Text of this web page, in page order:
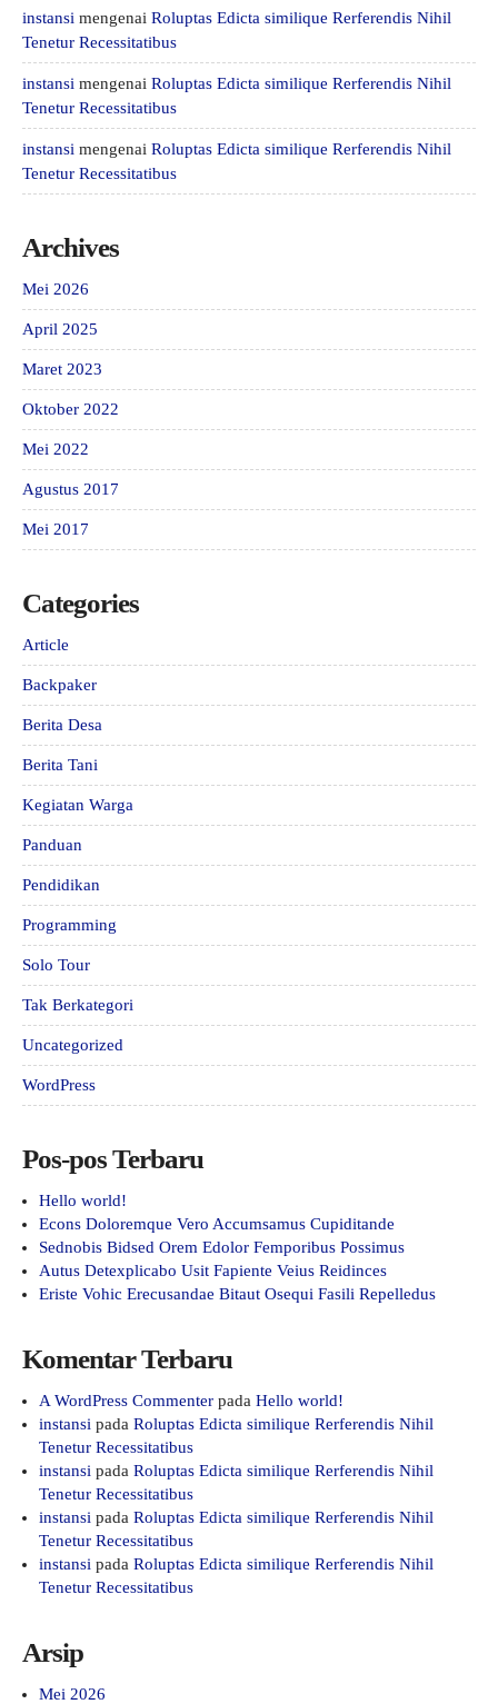
instansi mengenai Roluptas Edicta similique Rerferendis Nihil
Tenetur Recessitatibus
instansi mengenai Roluptas Edicta similique Rerferendis Nihil
Tenetur Recessitatibus
instansi mengenai Roluptas Edicta similique Rerferendis Nihil
Tenetur Recessitatibus
Archives
Mei 2026
April 2025
Maret 2023
Oktober 2022
Mei 2022
Agustus 2017
Mei 2017
Categories
Article
Backpaker
Berita Desa
Berita Tani
Kegiatan Warga
Panduan
Pendidikan
Programming
Solo Tour
Tak Berkategori
Uncategorized
WordPress
Pos-pos Terbaru
Hello world!
Econs Doloremque Vero Accumsamus Cupiditande
Sednobis Bidsed Orem Edolor Femporibus Possimus
Autus Detexplicabo Usit Fapiente Veius Reidinces
Eriste Vohic Erecusandae Bitaut Osequi Fasili Repelledus
Komentar Terbaru
A WordPress Commenter pada Hello world!
instansi pada Roluptas Edicta similique Rerferendis Nihil
Tenetur Recessitatibus
instansi pada Roluptas Edicta similique Rerferendis Nihil
Tenetur Recessitatibus
instansi pada Roluptas Edicta similique Rerferendis Nihil
Tenetur Recessitatibus
instansi pada Roluptas Edicta similique Rerferendis Nihil
Tenetur Recessitatibus
Arsip
Mei 2026